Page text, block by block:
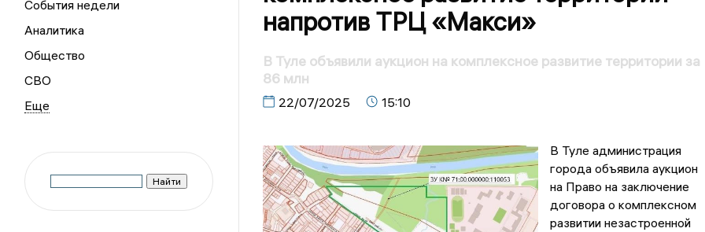
События недели
Аналитика
Общество
СВО
напротив ТРЦ «Макси»
В Туле объявили аукцион на комплексное развитие территории за
86 млн
22/07/2025 15:10
В Туле администрация
города объявила аукцион
на Право на заключение
договора о комплексном
развитии незастроенной